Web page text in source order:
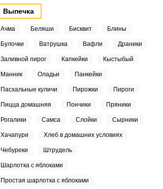
Выпечка
Ачма Беляши Бисквит Блины
Булочки Ватрушка Вафли Драники
Заливной пирог Капкейки Кыстыбый
Манник Оладьи Панкейки
Пасхальные куличи Пирожки Пироги
Пицца домашняя Пончики Пряники
Рогалики Самса Слойки Сырники
Хачапури Хлеб в домашних условиях
Чебуреки Штрудель
Шарлотка с яблоками
Простая шарлотка с яблоками